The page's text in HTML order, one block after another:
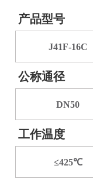
产品型号
J41F-16C
公称通径
DN50
工作温度
≤425℃